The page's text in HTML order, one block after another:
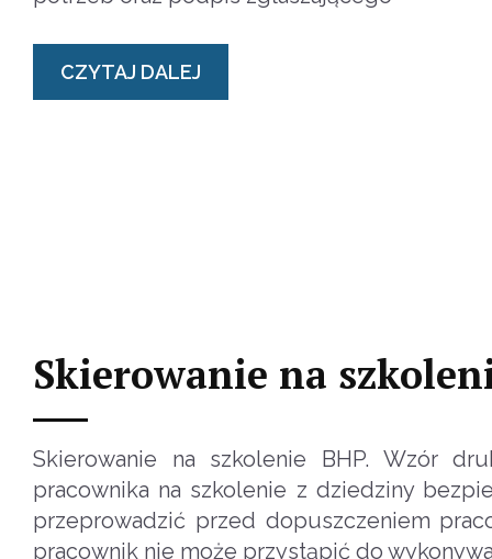
CZYTAJ DALEJ
Skierowanie na
Skierowanie na szkolenie BHP. Wzór
pracownika na szkolenie z dziedziny
przeprowadzić przed dopuszczeniem
pracownik nie może przystąpić do